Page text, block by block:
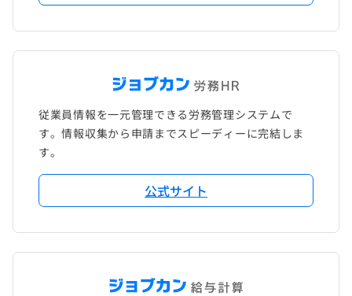
従業員情報を一元管理できる労務管理システムで
す。情報収集から申請までスピーディーに完結しま
す。
公式サイト